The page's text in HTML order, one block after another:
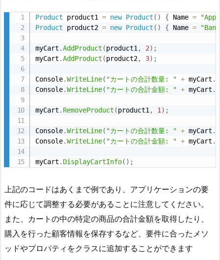
Product product1 = new Product ( ) { Name =
Product product2 = new Product ( ) { Name =
myCart .AddProduct (product1 , 2) ;
myCart .AddProduct (product2, 3) ;
Console.WriteLine( "カートの合計数量: " + myCart .
Console.WriteLine( "カートの合計金額: " + myCart .
myCart . RemoveProduct (product1 , 1 ) ;
Console.WriteLine( "カートの合計数量: " + myCart .
Console.WriteLine( "カートの合計金額: " + myCart .
myCart . DisplayCartInfo( ) ;
上記のコードはあくまで例であり、アプリケーションの要
件に応じて調整する必要があることに注意してください。
また、カートの中の特定の商品の合計金額を取得したり、
購入を行った顧客情報を保存するなど、要件に合ったメソ
ッドやプロパティをクラスに追加することができます